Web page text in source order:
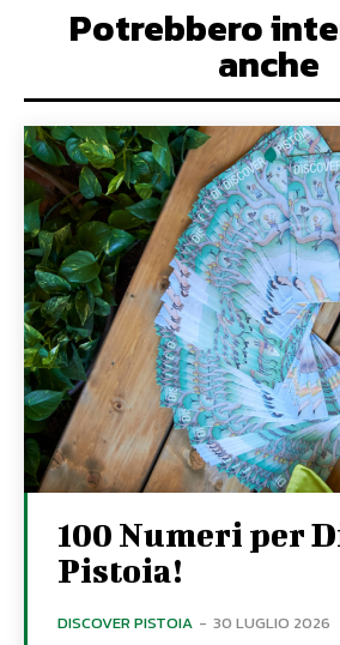
Potrebbero
anche
100 Numeri per
Pistoia!
DISCOVER PISTOIA - 30 LUGLIO 2026